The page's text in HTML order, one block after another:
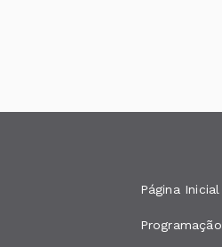
Página Inicial
Programação